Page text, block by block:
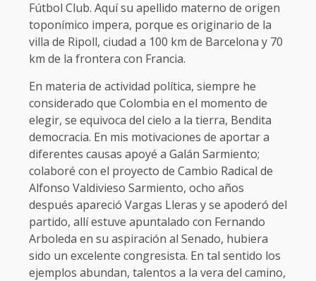
Fútbol Club. Aquí su apellido materno de origen
toponímico impera, porque es originario de la
villa de Ripoll, ciudad a 100 km de Barcelona y 70
km de la frontera con Francia.
En materia de actividad política, siempre he
considerado que Colombia en el momento de
elegir, se equivoca del cielo a la tierra, Bendita
democracia. En mis motivaciones de aportar a
diferentes causas apoyé a Galán Sarmiento;
colaboré con el proyecto de Cambio Radical de
Alfonso Valdivieso Sarmiento, ocho años
después apareció Vargas Lleras y se apoderó del
partido, allí estuve apuntalado con Fernando
Arboleda en su aspiración al Senado, hubiera
sido un excelente congresista. En tal sentido los
ejemplos abundan, talentos a la vera del camino,